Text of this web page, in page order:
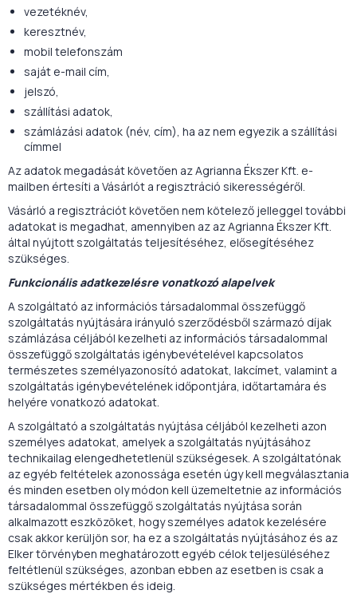
vezetéknév,
keresztnév,
mobil telefonszám
saját e-mail cím,
jelszó,
szállítási adatok,
számlázási adatok (név, cím), ha az nem egyezik a szállítási
címmel
Az adatok megadását követően az Agrianna Ékszer Kft. e-
mailben értesíti a Vásárlót a regisztráció sikerességéről.
Vásárló a regisztrációt követően nem kötelező jelleggel további
adatokat is megadhat, amennyiben az az Agrianna Ékszer Kft.
által nyújtott szolgáltatás teljesítéséhez, elősegítéséhez
szükséges.
Funkcionális adatkezelésre vonatkozó alapelvek
A szolgáltató az információs társadalommal összefüggő
szolgáltatás nyújtására irányuló szerződésből származó díjak
számlázása céljából kezelheti az információs társadalommal
összefüggő szolgáltatás igénybevételével kapcsolatos
természetes személyazonosító adatokat, lakcímet, valamint a
szolgáltatás igénybevételének időpontjára, időtartamára és
helyére vonatkozó adatokat.
A szolgáltató a szolgáltatás nyújtása céljából kezelheti azon
személyes adatokat, amelyek a szolgáltatás nyújtásához
technikailag elengedhetetlenül szükségesek. A szolgáltatónak
az egyéb feltételek azonossága esetén úgy kell megválasztania
és minden esetben oly módon kell üzemeltetnie az információs
társadalommal összefüggő szolgáltatás nyújtása során
alkalmazott eszközöket, hogy személyes adatok kezelésére
csak akkor kerüljön sor, ha ez a szolgáltatás nyújtásához és az
Elker törvényben meghatározott egyéb célok teljesüléséhez
feltétlenül szükséges, azonban ebben az esetben is csak a
szükséges mértékben és ideig.